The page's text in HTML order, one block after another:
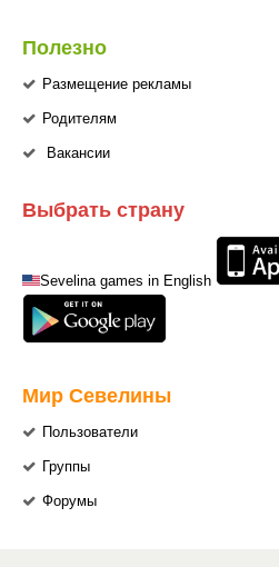
Полезно
Размещение рекламы
Родителям
Вакансии
Выбрать страну
Sevelina games in English
Мир Севелины
Пользователи
Группы
Форумы